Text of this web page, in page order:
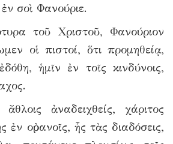
σοὶ Φανούριε.
τοῦ Χριστοῦ, Φανούριον
οἱ πιστοί, ὅτι προμηθείᾳ,
ἡμῖν ἐν τοῖς κινδύνοις,
ἀναδειχθείς, χάριτος
ἐν οὐρανοῖς, ἧς τὰς διαδόσεις,